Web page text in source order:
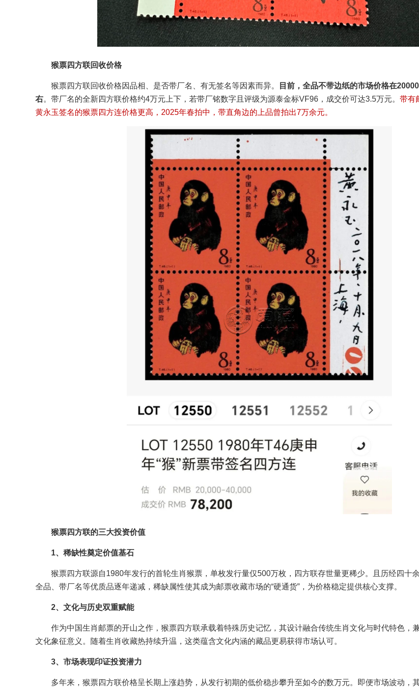
猴票四方联回收价格
猴票四方联回收价格因品相、是否带厂名、有无签名等因素而异。
目前，全品不带边纸的市场价格在
右。带厂名的全新四方联价格约4万元上下，若带厂铭数字且评级为源泰金标VF96，成交价可达3.5万元。 带有
黄永玉签名的猴票四方连价格更高，2025年春拍中，带直角边的上品曾拍出7万余元。
猴票四方联的三大投资价值
1、稀缺性奠定价值基石
猴票四方联源自1980年发行的首轮生肖猴票，单枚发行量仅500万枚，四方联存世量更稀少。且历经四十
全品、带厂名等优质品逐年递减，稀缺属性使其成为邮票收藏市场的“硬通货”，为价格稳定提供核心支撑。
2、文化与历史双重赋能
作为中国生肖邮票的开山之作，猴票四方联承载着特殊历史记忆，其设计融合传统生肖文化与时代特色，
文化象征意义。随着生肖收藏热持续升温，这类蕴含文化内涵的藏品更易获得市场认可。
3、市场表现印证投资潜力
多年来，猴票四方联价格呈长期上涨趋势，从发行初期的低价稳步攀升至如今的数万元。即便市场波动，